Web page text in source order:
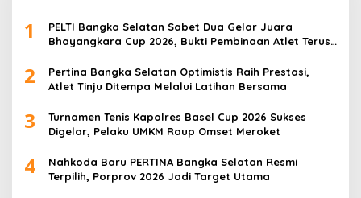
1
PELTI Bangka Selatan Sabet Dua Gelar Juara
Bhayangkara Cup 2026, Bukti Pembinaan Atlet Terus
2
Pertina Bangka Selatan Optimistis Raih Prestasi,
Atlet Tinju Ditempa Melalui Latihan Bersama
3
Turnamen Tenis Kapolres Basel Cup 2026 Sukses
Digelar, Pelaku UMKM Raup Omset Meroket
4
Nahkoda Baru PERTINA Bangka Selatan Resmi
Terpilih, Porprov 2026 Jadi Target Utama